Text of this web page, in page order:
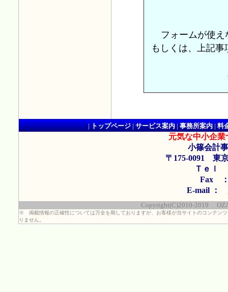
フォームが使
もしくは、上記
| トップページ | サービス案内 | 事務所案内 | 料
元気な中小企
小篠会計
〒175-0091 東
Ｔｅｌ
Fax ：
E-mail ：
Copyright(C)2010-2019
※ 掲載情報の正確性については万全を期しておりますが、お客様が当サイトのコンテン
りません。